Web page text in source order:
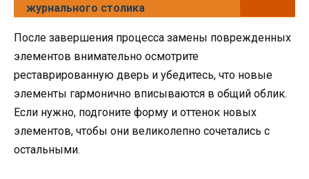
журнального столика
После завершения процесса замены поврежденных
элементов внимательно осмотрите
реставрированную дверь и убедитесь, что новые
элементы гармонично вписываются в общий облик.
Если нужно, подгоните форму и оттенок новых
элементов, чтобы они великолепно сочетались с
остальными.